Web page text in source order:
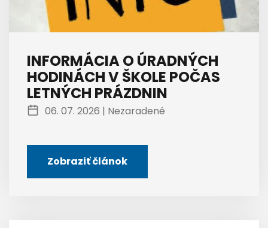
INFORMÁCIA O ÚRADNÝCH
HODINÁCH V ŠKOLE POČAS
LETNÝCH PRÁZDNIN
06. 07. 2026 | Nezaradené
Zobraziť článok